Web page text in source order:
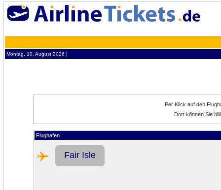
Montag, 10. August 2026 ¦
Per Klick auf den
Dort können Sie
Flughafen
Fair Isle